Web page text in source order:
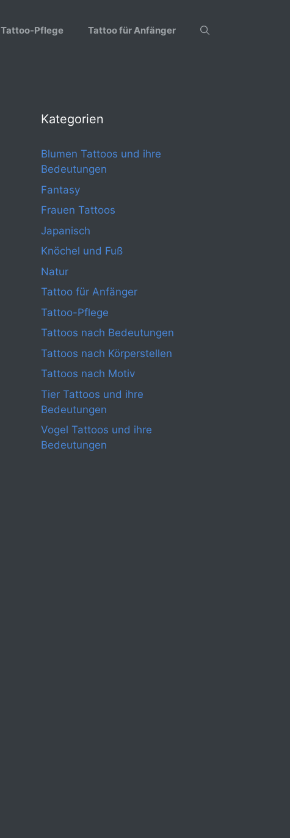
Tattoo-Pflege Tattoo für Anfänger
Kategorien
Blumen Tattoos und ihre
Bedeutungen
Fantasy
Frauen Tattoos
Japanisch
Knöchel und Fuß
Natur
Tattoo für Anfänger
Tattoo-Pflege
Tattoos nach Bedeutungen
Tattoos nach Körperstellen
Tattoos nach Motiv
Tier Tattoos und ihre
Bedeutungen
Vogel Tattoos und ihre
Bedeutungen